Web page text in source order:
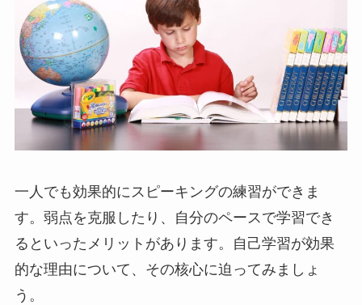
一人でも効果的にスピーキングの練習ができま
す。弱点を克服したり、自分のペースで学習でき
るといったメリットがあります。自己学習が効果
的な理由について、その核心に迫ってみましょ
う。